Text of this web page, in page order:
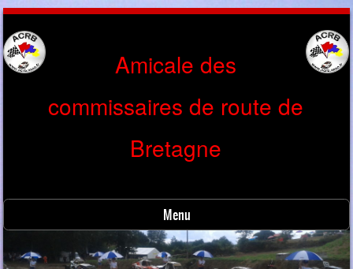
Amicale des
commissaires de route de
Bretagne
Menu